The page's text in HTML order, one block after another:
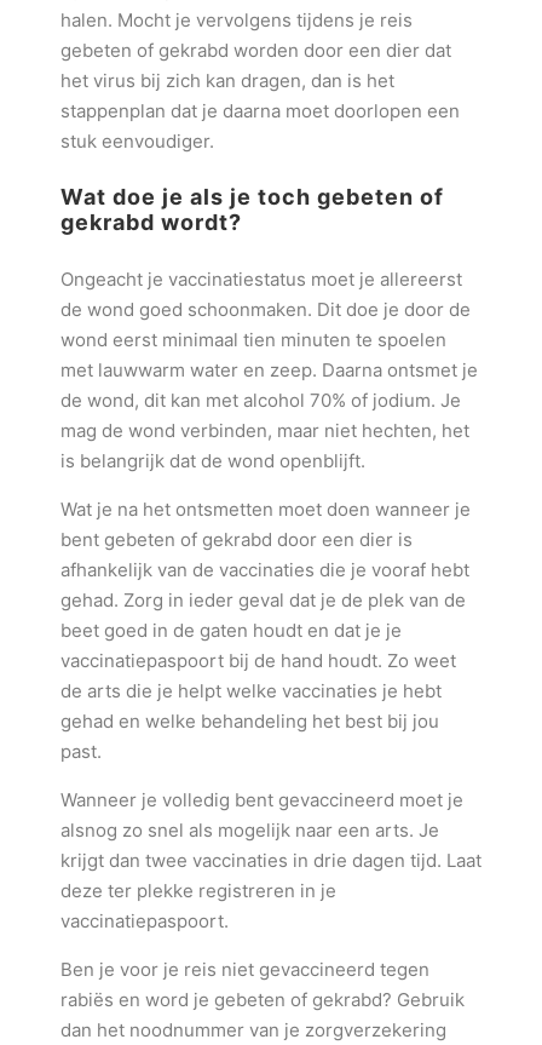
halen. Mocht je vervolgens tijdens je reis
gebeten of gekrabd worden door een dier dat
het virus bij zich kan dragen, dan is het
stappenplan dat je daarna moet doorlopen een
stuk eenvoudiger.
Wat doe je als je toch gebeten of
gekrabd wordt?
Ongeacht je vaccinatiestatus moet je allereerst
de wond goed schoonmaken. Dit doe je door de
wond eerst minimaal tien minuten te spoelen
met lauwwarm water en zeep. Daarna ontsmet je
de wond, dit kan met alcohol 70% of jodium. Je
mag de wond verbinden, maar niet hechten, het
is belangrijk dat de wond openblijft.
Wat je na het ontsmetten moet doen wanneer je
bent gebeten of gekrabd door een dier is
afhankelijk van de vaccinaties die je vooraf hebt
gehad. Zorg in ieder geval dat je de plek van de
beet goed in de gaten houdt en dat je je
vaccinatiepaspoort bij de hand houdt. Zo weet
de arts die je helpt welke vaccinaties je hebt
gehad en welke behandeling het best bij jou
past.
Wanneer je volledig bent gevaccineerd moet je
alsnog zo snel als mogelijk naar een arts. Je
krijgt dan twee vaccinaties in drie dagen tijd. Laat
deze ter plekke registreren in je
vaccinatiepaspoort.
Ben je voor je reis niet gevaccineerd tegen
rabiës en word je gebeten of gekrabd? Gebruik
dan het noodnummer van je zorgverzekering